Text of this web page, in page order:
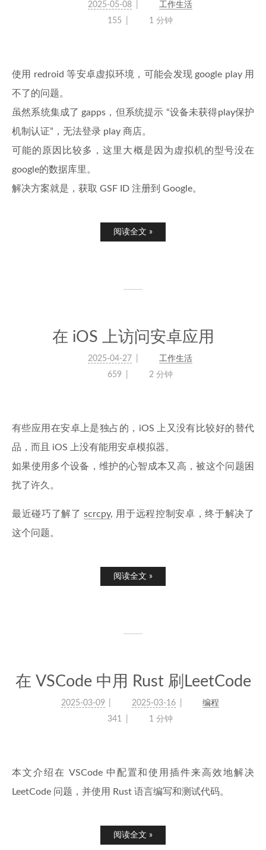
2025-05-08
工作生活
155
1 分钟
使用 redroid 等安卓虚拟环境，可能会发现 google play 用
不了的问题。
虽然系统集成了 gapps，但系统提示 “设备未获得play保护
机制认证”，无法登录 play 商店。
可能的原因比较多，这里大概是因为虚拟机的型号没在
google的数据库里。
解决方案就是，获取 GSF ID 注册到 Google。
阅读全文 »
在 iOS 上访问安卓应用
2025-04-27
工作生活
659
2 分钟
有些应用在安卓上是独占的，iOS 上又没有比较好的替代
品，而且 iOS 上没有能用安卓模拟器。
如果使用多个设备，维护的心智成本又高，被这个问题困
扰了许久。
最近碰巧了解了scrcpy, 用于远程控制安卓，终于解决了
这个问题。
阅读全文 »
在 VSCode 中用 Rust 刷LeetCode
2025-03-09 2025-03-16
编程
341
1 分钟
本文介绍在 VSCode 中配置和使用插件来高效地解决
LeetCode 问题，并使用 Rust 语言编写和测试代码。
阅读全文 »